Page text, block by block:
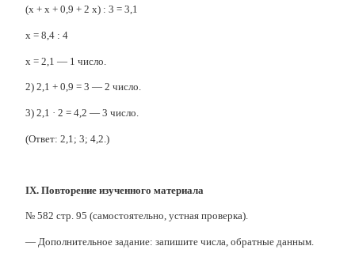
(х + х + 0,9 + 2 х) : 3 = 3,1
х = 8,4 : 4
х = 2,1 — 1 число.
2) 2,1 + 0,9 = 3 — 2 число.
3) 2,1 · 2 = 4,2 — 3 число.
(Ответ: 2,1; 3; 4,2.)
IX. Повторение изученного материала
№ 582 стр. 95 (самостоятельно, устная проверка).
— Дополнительное задание: запишите числа, обратные данным.